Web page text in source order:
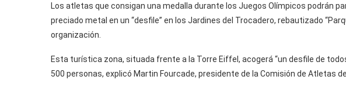
Los atletas que consigan una medalla durante los Juegos Olímpicos podrán
preciado metal en un “desfile” en los Jardines del Trocadero, rebautizado
organización.
Esta turística zona, situada frente a la Torre Eiffel, acogerá “un desfile de
500 personas, explicó Martin Fourcade, presidente de la Comisión de Atletas